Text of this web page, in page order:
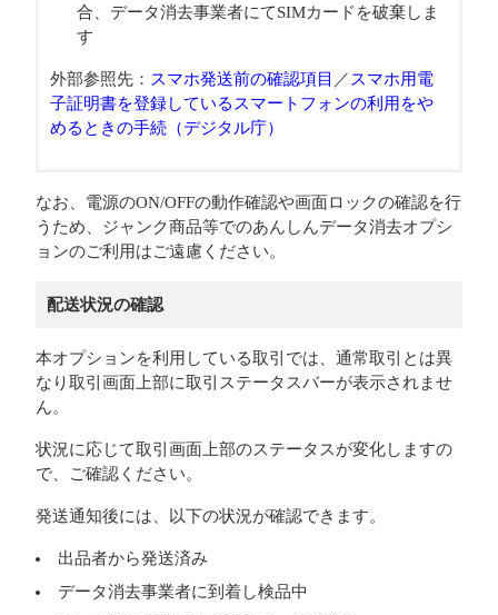
合、データ消去事業者にてSIMカードを破棄しま
す
外部参照先： スマホ発送前の確認項目 ／ スマホ用電
子証明書を登録しているスマートフォンの利用をや
めるときの手続（デジタル庁）
なお、電源のON/OFFの動作確認や画面ロックの確認を行
うため、ジャンク商品等でのあんしんデータ消去オプシ
ョンのご利用はご遠慮ください。
配送状況の確認
本オプションを利用している取引では、通常取引とは異
なり取引画面上部に取引ステータスバーが表示されませ
ん。
状況に応じて取引画面上部のステータスが変化しますの
で、ご確認ください。
発送通知後には、以下の状況が確認できます。
出品者から発送済み
データ消去事業者に到着し検品中